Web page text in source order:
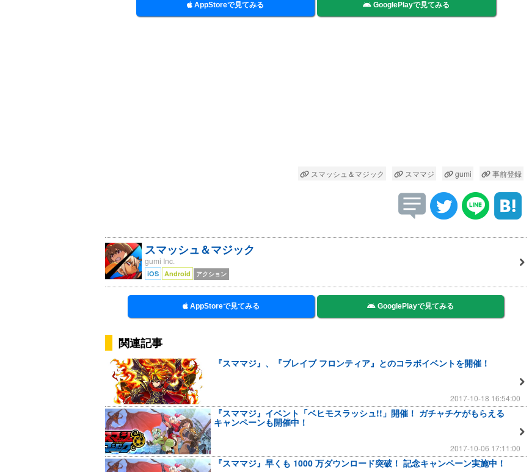
AppStoreで見てみる GooglePlayで見てみる
スマッシュ＆マジック スママジ gumi 事前登録
スマッシュ＆マジック
gumi Inc.
iOS Android アクション
AppStoreで見てみる GooglePlayで見てみる
関連記事
『スママジ』、『ブレイブ フロンティア』とのコラボイベントを開催！
2017-10-18 16:54:00
『スママジ』イベント「ベヒモスラッシュ!!」開催！ ガチャチケがもらえる
キャンペーンも開催中！
2017-10-06 17:11:00
『スママジ』早くも 1000 万ダウンロード突破！ 記念キャンペーン実施中！